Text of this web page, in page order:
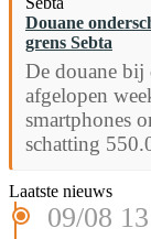
Douane
grens Sebta
De douane bij
afgelopen
smartphones
schatting
Laatste nieuws
09/08